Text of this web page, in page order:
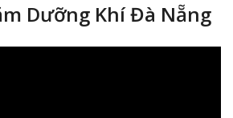
Dưỡng Khí Đà Nẵng